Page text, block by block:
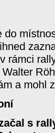
do
rámci
a mohl
s